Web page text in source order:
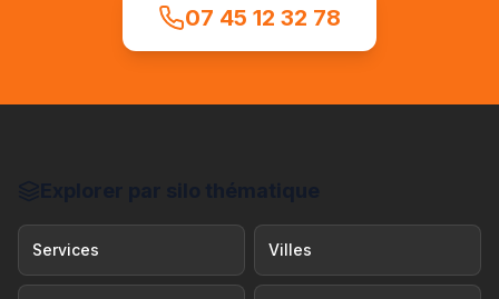
07 45 12 32 78
Services Villes